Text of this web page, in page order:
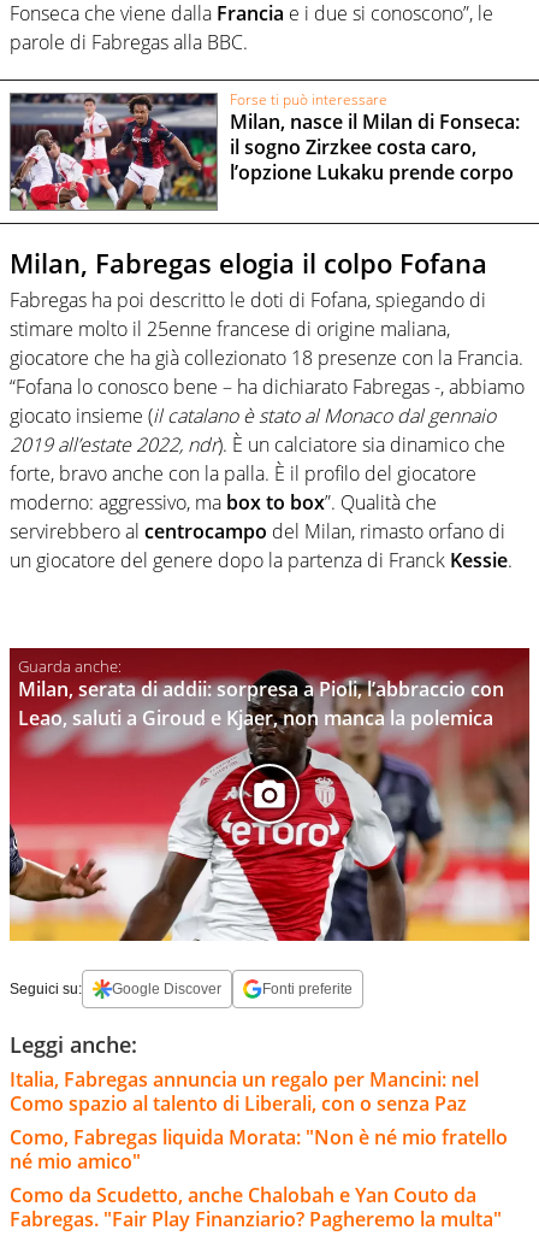
Fonseca che viene dalla Francia e i due si conoscono”, le
parole di Fabregas alla BBC.
Forse ti può interessare
Milan, nasce il Milan di Fonseca:
il sogno Zirzkee costa caro,
l’opzione Lukaku prende corpo
Milan, Fabregas elogia il colpo Fofana
Fabregas ha poi descritto le doti di Fofana, spiegando di
stimare molto il 25enne francese di origine maliana,
giocatore che ha già collezionato 18 presenze con la Francia.
“Fofana lo conosco bene – ha dichiarato Fabregas -, abbiamo
giocato insieme (il catalano è stato al Monaco dal gennaio
2019 all’estate 2022, ndr). È un calciatore sia dinamico che
forte, bravo anche con la palla. È il profilo del giocatore
moderno: aggressivo, ma box to box”. Qualità che
servirebbero al centrocampo del Milan, rimasto orfano di
un giocatore del genere dopo la partenza di Franck Kessie.
Milan, serata di addii: sorpresa a Pioli, l’abbraccio con
Leao, saluti a Giroud e Kjaer, non manca la polemica
Seguici su: Google Discover Fonti preferite
Leggi anche:
Italia, Fabregas annuncia un regalo per Mancini: nel
Como spazio al talento di Liberali, con o senza Paz
Como, Fabregas liquida Morata: "Non è né mio fratello
né mio amico"
Como da Scudetto, anche Chalobah e Yan Couto da
Fabregas. "Fair Play Finanziario? Pagheremo la multa"